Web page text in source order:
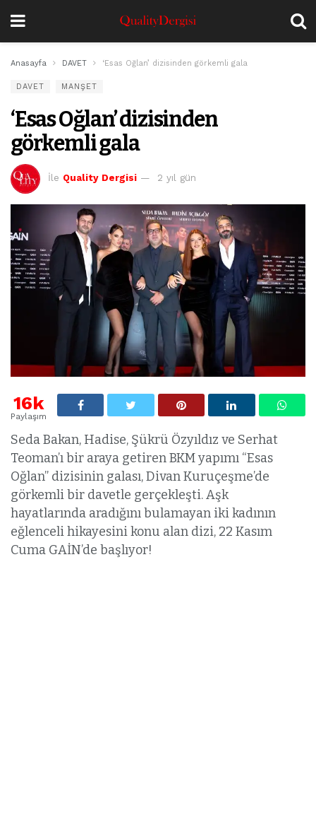
Anasayfa DAVET ‘Esas Oğlan’ dizisinden görkemli gala
DAVET MANŞET
‘Esas Oğlan’ dizisinden
görkemli gala
İle Quality Dergisi 2 yıl gün
16k
Paylaşım
Seda Bakan, Hadise, Şükrü Özyıldız ve Serhat
Teoman’ı bir araya getiren BKM yapımı “Esas
Oğlan” dizisinin galası, Divan Kuruçeşme’de
görkemli bir davetle gerçekleşti. Aşk
hayatlarında aradığını bulamayan iki kadının
eğlenceli hikayesini konu alan dizi, 22 Kasım
Cuma GAİN’de başlıyor!